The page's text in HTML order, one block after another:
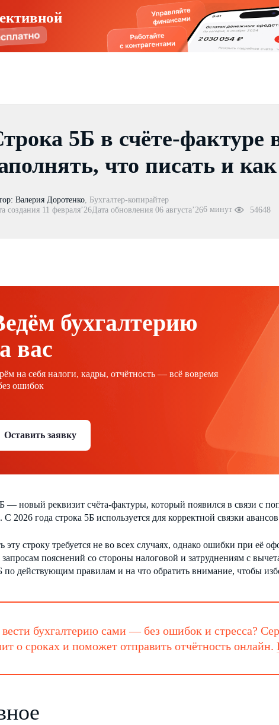
5Б в счёте-фактуре
что писать и
Валерия Доротенко, Бухгалтер-копирайтер
создания 11 февраля’26Дата обновления 06 августа’266 минут 54648
бухгалтерию
вас
на себя налоги, кадры, отчётность — всё вовремя
ошибок
Оставить заявку
— новый реквизит счёта-фактуры, который появился в связи с
2026 года строка 5Б используется для корректной связки
эту строку требуется не во всех случаях, однако ошибки при её
пояснений со стороны налоговой и затруднениям с
по действующим правилам и на что обратить внимание, чтобы
бухгалтерию сами — без ошибок и стресса?
о сроках и поможет отправить отчётность онлайн.